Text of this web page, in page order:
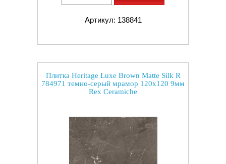
Артикул: 138841
Плитка Heritage Luxe Brown Matte Silk R
784971 темно-серый мрамор 120x120 9мм
Rex Ceramiche